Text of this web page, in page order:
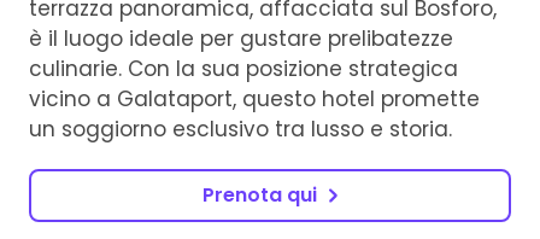
terrazza panoramica, affacciata sul Bosforo,
è il luogo ideale per gustare prelibatezze
culinarie. Con la sua posizione strategica
vicino a Galataport, questo hotel promette
un soggiorno esclusivo tra lusso e storia.
Prenota qui